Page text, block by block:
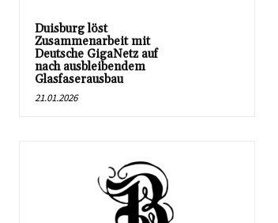
Duisburg löst
Zusammenarbeit mit
Deutsche GigaNetz auf
nach ausbleibendem
Glasfaserausbau
21.01.2026